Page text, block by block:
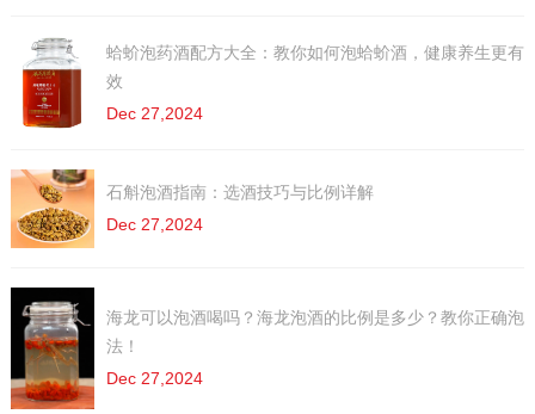
蛤蚧泡药酒配方大全：教你如何泡蛤蚧酒，健康养生更有
效
Dec 27,2024
石斛泡酒指南：选酒技巧与比例详解
Dec 27,2024
海龙可以泡酒喝吗？海龙泡酒的比例是多少？教你正确泡
法！
Dec 27,2024